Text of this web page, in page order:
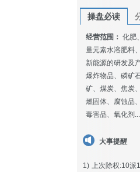
操盘必读
经营范围： 化肥
量元素水溶肥料
新能源的研发及
爆炸物品、磷矿
矿、煤炭、焦炭
燃固体、腐蚀品
毒害品、氧化剂...
大事提醒
1) 上次除权:10派